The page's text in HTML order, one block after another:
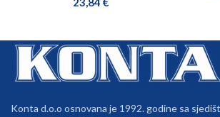
Konta d.o.o osnovana je 1992. godine sa